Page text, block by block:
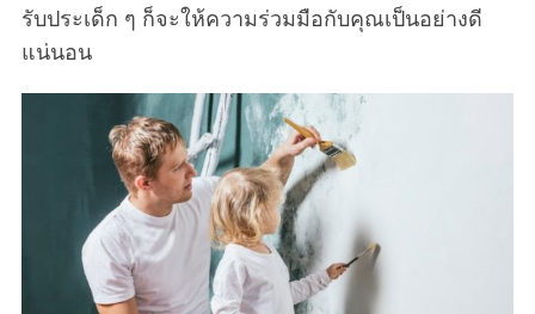
รับประเด็ก ๆ ก็จะให้ความร่วมมือกับคุณเป็นอย่างดี
แน่นอน